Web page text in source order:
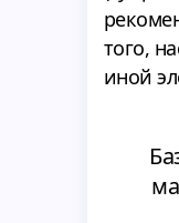
того,
иной